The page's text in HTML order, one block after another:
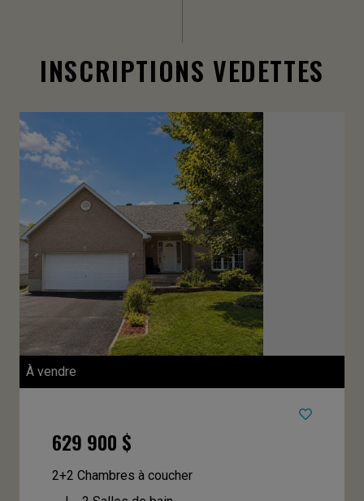
INSCRIPTIONS VEDETTES
À vendre
629 900 $
2+2 Chambres à coucher